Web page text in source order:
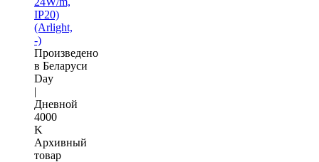
IP20)
(Arlight,
-)
Произведено
в Беларуси
Day
|
Дневной
4000
K
Архивный
товар